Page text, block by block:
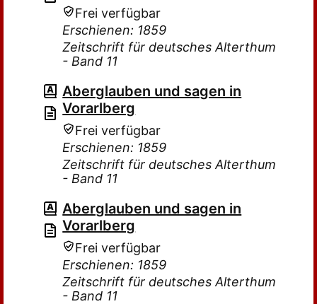
Frei verfügbar
Erschienen: 1859
Zeitschrift für deutsches Alterthum
- Band 11
Aberglauben und sagen in
Vorarlberg
Frei verfügbar
Erschienen: 1859
Zeitschrift für deutsches Alterthum
- Band 11
Aberglauben und sagen in
Vorarlberg
Frei verfügbar
Erschienen: 1859
Zeitschrift für deutsches Alterthum
- Band 11